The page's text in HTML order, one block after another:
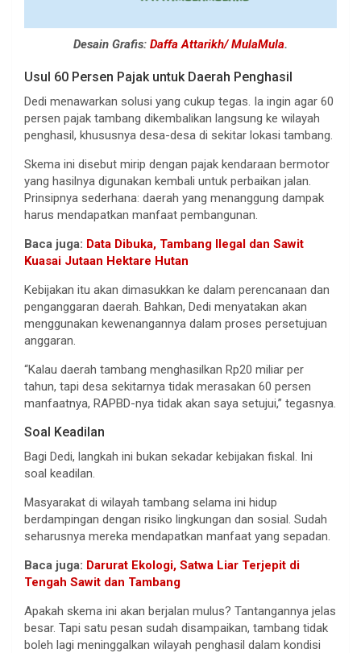
Desain Grafis: Daffa Attarikh/ MulaMula.
Usul 60 Persen Pajak untuk Daerah Penghasil
Dedi menawarkan solusi yang cukup tegas. Ia ingin agar 60
persen pajak tambang dikembalikan langsung ke wilayah
penghasil, khususnya desa-desa di sekitar lokasi tambang.
Skema ini disebut mirip dengan pajak kendaraan bermotor
yang hasilnya digunakan kembali untuk perbaikan jalan.
Prinsipnya sederhana: daerah yang menanggung dampak
harus mendapatkan manfaat pembangunan.
Baca juga: Data Dibuka, Tambang Ilegal dan Sawit
Kuasai Jutaan Hektare Hutan
Kebijakan itu akan dimasukkan ke dalam perencanaan dan
penganggaran daerah. Bahkan, Dedi menyatakan akan
menggunakan kewenangannya dalam proses persetujuan
anggaran.
“Kalau daerah tambang menghasilkan Rp20 miliar per
tahun, tapi desa sekitarnya tidak merasakan 60 persen
manfaatnya, RAPBD-nya tidak akan saya setujui,” tegasnya.
Soal Keadilan
Bagi Dedi, langkah ini bukan sekadar kebijakan fiskal. Ini
soal keadilan.
Masyarakat di wilayah tambang selama ini hidup
berdampingan dengan risiko lingkungan dan sosial. Sudah
seharusnya mereka mendapatkan manfaat yang sepadan.
Baca juga: Darurat Ekologi, Satwa Liar Terjepit di
Tengah Sawit dan Tambang
Apakah skema ini akan berjalan mulus? Tantangannya jelas
besar. Tapi satu pesan sudah disampaikan, tambang tidak
boleh lagi meninggalkan wilayah penghasil dalam kondisi